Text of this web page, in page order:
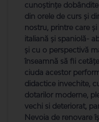
cunoştinţe
din orele de curs şi
nostru, printre care
italiană și spaniolă-
şi cu o perspectivă
înseamnă să fii
ciuda acestor
didactice invechite,
dotarilor moderne,
vechi si deteriorat,
Nevoia de renovare